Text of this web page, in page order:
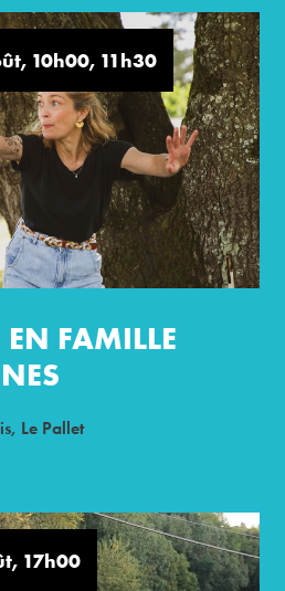
EN FAMILLE
10h00, 11h30
Le Pallet
17h00